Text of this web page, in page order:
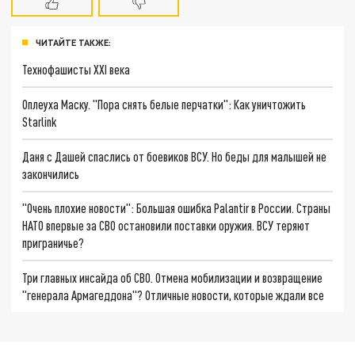
ЧИТАЙТЕ ТАКЖЕ:
Технофашисты XXI века
Оплеуха Маску. "Пора снять белые перчатки": Как уничтожить
Starlink
Даня с Дашей спаслись от боевиков ВСУ. Но беды для малышей не
закончились
"Очень плохие новости": Большая ошибка Palantir в России. Страны
НАТО впервые за СВО остановили поставки оружия. ВСУ теряют
приграничье?
Три главных инсайда об СВО. Отмена мобилизации и возвращение
"генерала Армагеддона"? Отличные новости, которые ждали все